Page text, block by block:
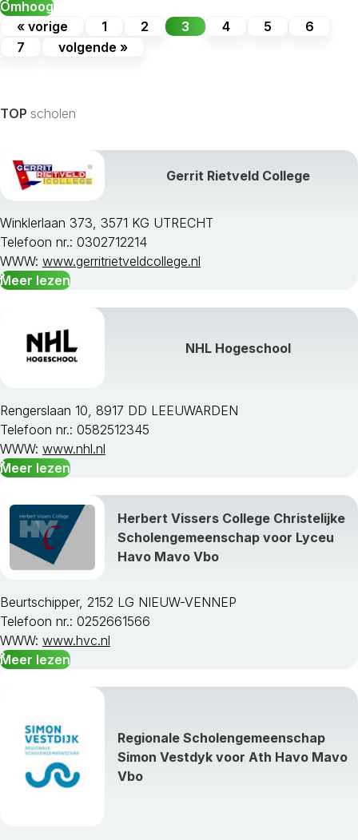
Omhoog
« vorige
1 2 3 4 5
6
7
volgende »
TOP scholen
Gerrit Rietveld College
Winklerlaan 373, 3571 KG UTRECHT
Telefoon nr.: 0302712214
WWW: www.gerritrietveldcollege.nl
Meer lezen
NHL Hogeschool
Rengerslaan 10, 8917 DD LEEUWARDEN
Telefoon nr.: 0582512345
WWW: www.nhl.nl
Meer lezen
Herbert Vissers College Christelijke
Scholengemeenschap voor Lyceu
Havo Mavo Vbo
Beurtschipper, 2152 LG NIEUW-VENNEP
Telefoon nr.: 0252661566
WWW: www.hvc.nl
Meer lezen
Regionale Scholengemeenschap
Simon Vestdyk voor Ath Havo Mavo
Vbo